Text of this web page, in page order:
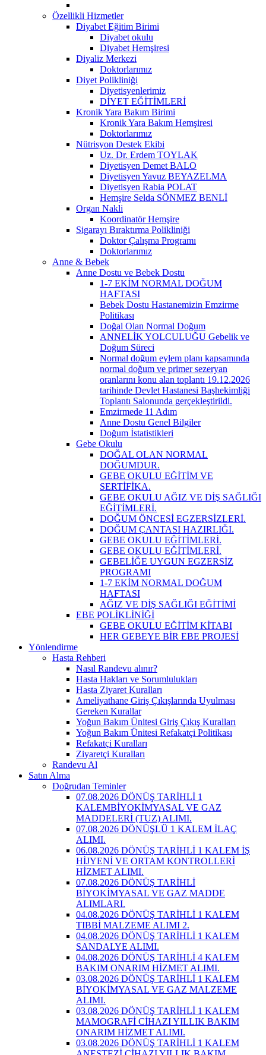
Özellikli Hizmetler
Diyabet Eğitim Birimi
Diyabet okulu
Diyabet Hemşiresi
Diyaliz Merkezi
Doktorlarımız
Diyet Polikliniği
Diyetisyenlerimiz
DİYET EĞİTİMLERİ
Kronik Yara Bakım Birimi
Kronik Yara Bakım Hemşiresi
Doktorlarımız
Nütrisyon Destek Ekibi
Uz. Dr. Erdem TOYLAK
Diyetisyen Demet BALO
Diyetisyen Yavuz BEYAZELMA
Diyetisyen Rabia POLAT
Hemşire Selda SÖNMEZ BENLİ
Organ Nakli
Koordinatör Hemşire
Sigarayı Bıraktırma Polikliniği
Doktor Çalışma Programı
Doktorlarımız
Anne & Bebek
Anne Dostu ve Bebek Dostu
1-7 EKİM NORMAL DOĞUM
HAFTASI
Bebek Dostu Hastanemizin Emzirme
Politikası
Doğal Olan Normal Doğum
ANNELİK YOLCULUĞU Gebelik ve
Doğum Süreci
Normal doğum eylem planı kapsamında
normal doğum ve primer sezeryan
oranlarını konu alan toplantı 19.12.2026
tarihinde Devlet Hastanesi Başhekimliği
Toplantı Salonunda gerçekleştirildi.
Emzirmede 11 Adım
Anne Dostu Genel Bilgiler
Doğum İstatistikleri
Gebe Okulu
DOĞAL OLAN NORMAL
DOĞUMDUR.
GEBE OKULU EĞİTİM VE
SERTİFİKA.
GEBE OKULU AĞIZ VE DİŞ SAĞLIĞI
EĞİTİMLERİ.
DOĞUM ÖNCESİ EGZERSİZLERİ.
DOĞUM ÇANTASI HAZIRLIĞI.
GEBE OKULU EĞİTİMLERİ.
GEBE OKULU EĞİTİMLERİ.
GEBELİĞE UYGUN EGZERSİZ
PROGRAMI
1-7 EKİM NORMAL DOĞUM
HAFTASI
AĞIZ VE DİŞ SAĞLIĞI EĞİTİMİ
EBE POLİKLİNİĞİ
GEBE OKULU EĞİTİM KİTABI
HER GEBEYE BİR EBE PROJESİ
Yönlendirme
Hasta Rehberi
Nasıl Randevu alınır?
Hasta Hakları ve Sorumlulukları
Hasta Ziyaret Kuralları
Ameliyathane Giriş Çıkışlarında Uyulması
Gereken Kurallar
Yoğun Bakım Ünitesi Giriş Çıkış Kuralları
Yoğun Bakım Ünitesi Refakatçi Politikası
Refakatçi Kuralları
Ziyaretçi Kuralları
Randevu Al
Satın Alma
Doğrudan Teminler
07.08.2026 DÖNÜŞ TARİHLİ 1
KALEMBİYOKİMYASAL VE GAZ
MADDELERİ (TUZ) ALIMI.
07.08.2026 DÖNÜŞLÜ 1 KALEM İLAÇ
ALIMI.
06.08.2026 DÖNÜŞ TARİHLİ 1 KALEM İŞ
HİJYENİ VE ORTAM KONTROLLERİ
HİZMET ALIMI.
07.08.2026 DÖNÜŞ TARİHLİ
BİYOKİMYASAL VE GAZ MADDE
ALIMLARI.
04.08.2026 DÖNÜŞ TARİHLİ 1 KALEM
TIBBİ MALZEME ALIMI 2.
04.08.2026 DÖNÜŞ TARİHLİ 1 KALEM
SANDALYE ALIMI.
04.08.2026 DÖNÜŞ TARİHLİ 4 KALEM
BAKIM ONARIM HİZMET ALIMI.
03.08.2026 DÖNÜŞ TARİHLİ 1 KALEM
BİYOKİMYASAL VE GAZ MALZEME
ALIMI.
03.08.2026 DÖNÜŞ TARİHLİ 1 KALEM
MAMOGRAFİ CİHAZI YILLIK BAKIM
ONARIM HİZMET ALIMI.
03.08.2026 DÖNÜŞ TARİHLİ 1 KALEM